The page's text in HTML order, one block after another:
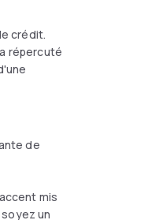
crédit.
répercuté
de
mis
un